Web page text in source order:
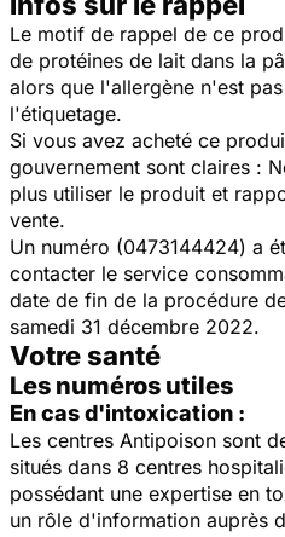
Le motif de rappel de ce
de protéines de lait dans la
alors que l'allergène n'est
l'étiquetage.
Si vous avez acheté ce
gouvernement sont claires :
plus utiliser le produit et
vente.
Un numéro (0473144424) a
contacter le service
date de fin de la procédure
samedi 31 décembre 2022.
Votre santé
Les numéros utiles
En cas d'intoxication :
Les centres Antipoison sont
situés dans 8 centres
possédant une expertise en
un rôle d'information auprès